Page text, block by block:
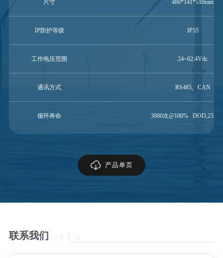
尺寸 480*141*510mm
IP防护等级 IP55
工作电压范围 24~62.4Vdc
通讯方式 RS485, CAN
循环寿命 3000次@100%
产品单页
联系我们
Contact Us